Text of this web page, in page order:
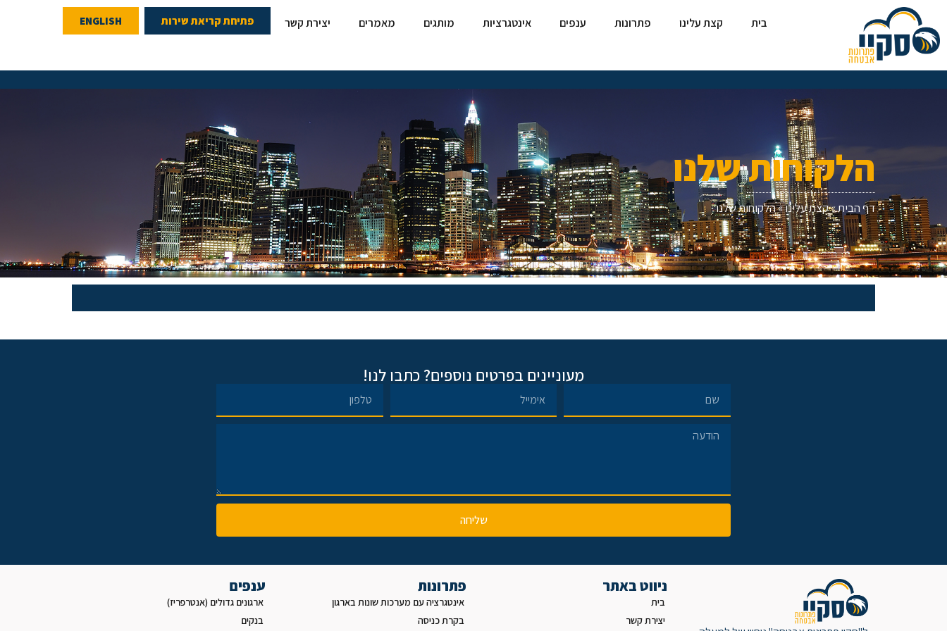
בית קצת עלינו פתרונות ענפים אינטגרציות מותגים מאמרים יצירת קשר פתיחת קריאת שירות ENGLISH
הלקוחות שלנו
דף הבית»קצת עלינו»הלקוחות שלנו
מעוניינים בפרטים נוספים? כתבו לנו!
שליחה
ניווט באתר
בית
יצירת קשר
פתרונות
אינטגרציה עם מערכות שונות בארגון
בקרת כניסה
ענפים
ארגונים גדולים (אנטרפריז)
בנקים